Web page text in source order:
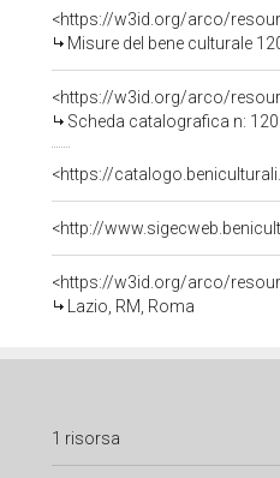
<https://w3id.org/arco/
Misure del bene culturale
<https://w3id.org/arco/
Scheda catalografica n:
<https://
<http://
<https://w3id.org/arco/
Lazio, RM, Roma
1 risorsa